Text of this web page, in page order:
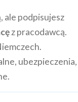
ale podpisujesz
z pracodawcą.
ubezpieczenia,